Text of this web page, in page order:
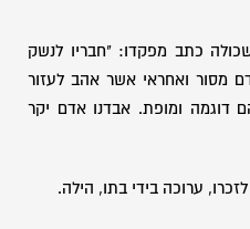
כתב מפקדו: "חבריו לנשק
מסור ואחראי אשר אהב לעזור
דוגמה ומופת. אבדנו אדם יקר
ערוכה בידי בתו, הילה.